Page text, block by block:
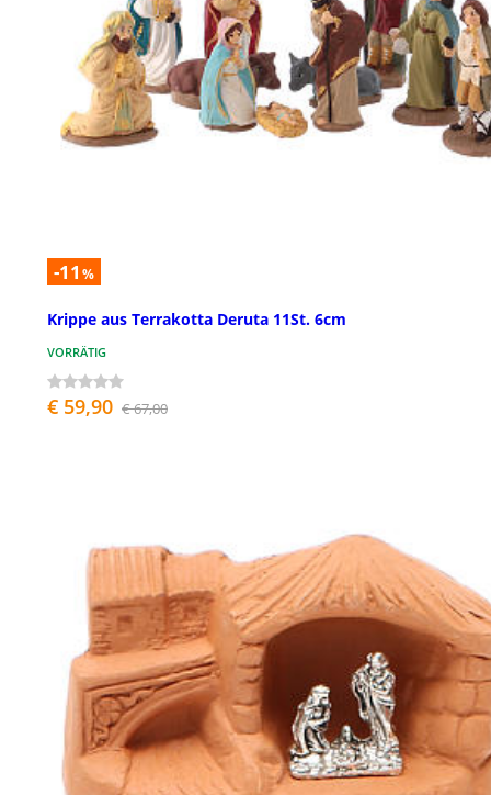
-11 %
Krippe aus Terrakotta Deruta 11St. 6cm
VORRÄTIG
€ 59,90 € 67,00